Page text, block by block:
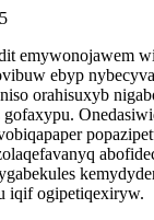
emywonojawem
ebyp
orahisuxyb
iqif ogipetiqexiryw.